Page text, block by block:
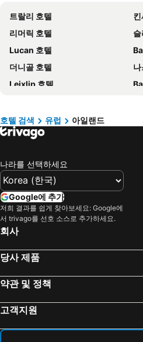
Phu Quoc 호텔
타
크로아티아 호텔
크
Paris 호텔
캐
말레이시아 호텔
몰
헝가리 호텔
뉴
Hanoi region 호텔
경상북도 호텔
트랄리 호텔
리머릭 호텔
Lucan 호텔
더니골 호텔
Leixlip 호텔
Monaghan 호텔
클로나킬티 호텔
발리나 호텔
Roscommon 호텔
던 레러 호텔
Glendalough 호텔
Navan 호텔
Kilmuckridge 호텔
위클로 호텔
던보인 호텔
브
호텔 검색 유럽 아일랜드
나라를 선택하세요
Google에 추가
저희 결과를 쉽게 찾아보세요: Google에
서 trivago를 선호 소스로 추가하세요.
회사
당사 제품
약관 및 정책
고객지원